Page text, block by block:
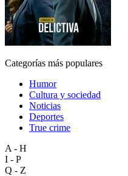
Categorías más populares
Humor
Cultura y sociedad
Noticias
Deportes
True crime
A - H
I - P
Q - Z